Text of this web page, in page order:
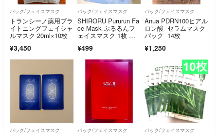
パック/フェイスマスク
トランシーノ薬用ブラ
イトニングフェイシャ
ルマスク 20ml×10枚
¥3,450
パック/フェイスマスク
SHIRORU Pururun Fa
ce Mask ぷるるんフ
ェイスマスク 1枚 今
¥499
パック/フェイスマスク
Anua PDRN100ヒアル
ロン酸 セラムマスク
パック 14枚
¥1,250
パック/フェイスマスク パック/フェイスマスク パック/フェイスマスク